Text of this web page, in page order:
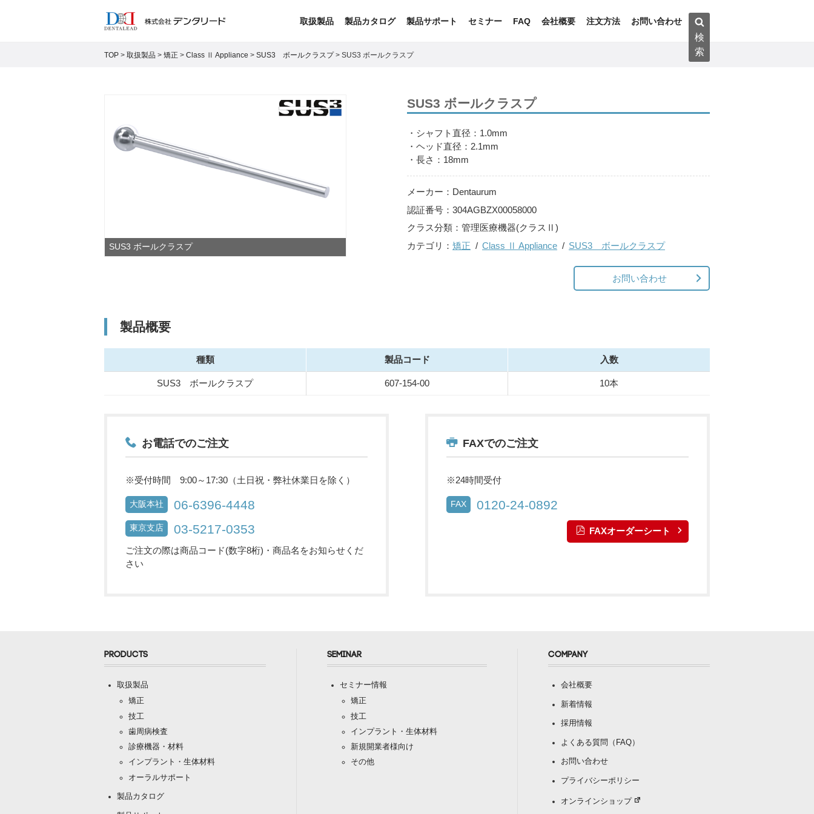
取扱製品 製品カタログ 製品サポート セミナー FAQ 会社概要 注文方法 お問い合わせ
検
索:
検
索
TOP > 取扱製品 > 矯正 > Class Ⅱ Appliance > SUS3 ボールクラスプ> SUS3 ボールクラスプ
SUS3 ボールクラスプ
・シャフト直径：1.0mm
・ヘッド直径：2.1mm
・長さ：18mm
メーカー： Dentaurum
認証番号： 304AGBZX00058000
クラス分類： 管理医療機器(クラスⅡ)
カテゴリ： 矯正 Class Ⅱ Appliance SUS3 ボールクラスプ
お問い合わせ
製品概要
種類 製品コード 入数
SUS3 ボールクラスプ 607-154-00 10本
お電話でのご注文
※受付時間 9:00～17:30（土日祝・弊社休業日を除く）
大阪本社 06-6396-4448
東京支店 03-5217-0353
ご注文の際は商品コード(数字8桁)・商品名をお知らせくだ
さい
FAXでのご注文
※24時間受付
FAX 0120-24-0892
FAXオーダーシート
PRODUCTS
取扱製品
矯正
技工
歯周病検査
診療機器・材料
インプラント・生体材料
オーラルサポート
製品カタログ
SEMINAR
セミナー情報
矯正
技工
インプラント・生体材料
新規開業者様向け
その他
COMPANY
会社概要
新着情報
採用情報
よくある質問（FAQ）
お問い合わせ
プライバシーポリシー
オンラインショップ